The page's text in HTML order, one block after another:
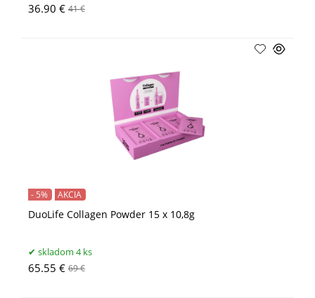
36.90 € 41 €
DuoLife Collagen Powder 15 x 10,8g
- 5% AKCIA
skladom 4 ks
65.55 € 69 €